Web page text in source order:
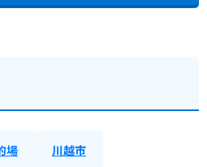
場 川越市